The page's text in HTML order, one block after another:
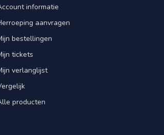
informatie
aanvragen
bestellingen
tickets
verlanglijst
producten